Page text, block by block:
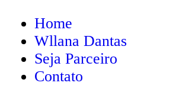
Home
Wllana Dantas
Seja Parceiro
Contato